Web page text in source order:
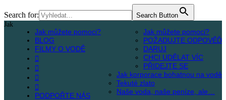
Search for: Search Button
Jak můžete pomoci?
Jak můžete pomoci?
POŽADUJTE ODPOVĚĎ
DARUJ
CHCI UDĚLAT VÍC
PŘIDEJTE SE
BLOG
FILMY O VODĚ
Jak korporace bohatnou na vodě
Tekuté zlato
Naše voda, naše peníze, ale…
PODPOŘTE NÁS
Jak